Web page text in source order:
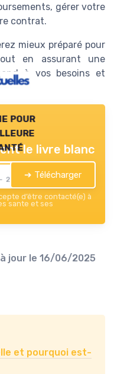
gérer votre
contrat.
mieux préparé pour
en assurant une
à vos besoins et
pour
2026
le livre blanc
➔ Télécharger
d’être contacté(e) à
sante et ses
jour le 16/06/2025
et pourquoi est-